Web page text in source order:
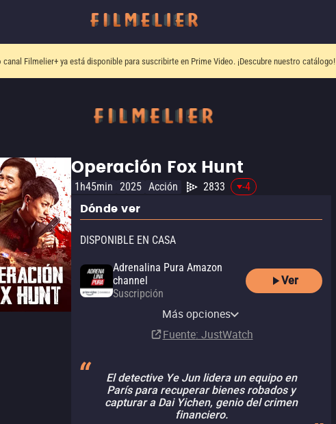
canal Filmelier+ya está disponible para suscribirte en Prime Video. ¡Descubre nuestro catálogo!
Operación Fox Hunt
1h45min 2025 Acción 2833 -4
Dónde ver
DISPONIBLE EN CASA
Adrenalina Pura Amazon
channel
Suscripción
Ver
Adrenalina Pura Apple TV
SuscripciónMás opciones
Fuente: JustWatch
El detective Ye Jun lidera un equipo en
París para recuperar bienes robados y
capturar a Dai Yichen, genio del crimen
financiero.